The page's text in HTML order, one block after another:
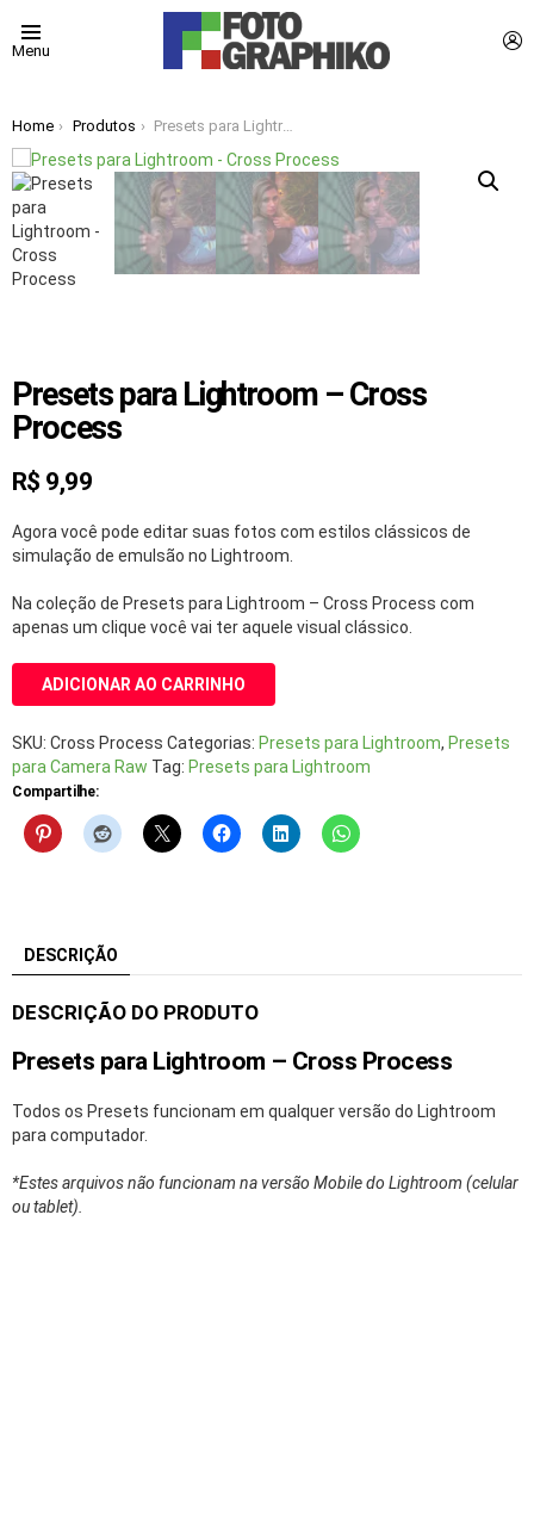
Menu
You are here:
Home Produtos Presets para Lightroom – Cross Process
Presets para Lightroom – Cross
Process
R$ 9,99
Agora você pode editar suas fotos com estilos clássicos de
simulação de emulsão no Lightroom.
Na coleção de Presets para Lightroom – Cross Process com
apenas um clique você vai ter aquele visual clássico.
ADICIONAR AO CARRINHO
SKU: Cross Process Categorias: Presets para Lightroom, Presets
para Camera Raw Tag: Presets para Lightroom
Compartilhe:
DESCRIÇÃO
DESCRIÇÃO DO PRODUTO
Presets para Lightroom – Cross Process
Todos os Presets funcionam em qualquer versão do Lightroom
para computador.
*Estes arquivos não funcionam na versão Mobile do Lightroom (celular
ou tablet).